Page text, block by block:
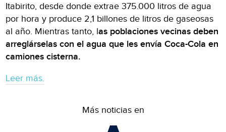
Itabirito, desde donde extrae 375.000 litros de agua
por hora y produce 2,1 billones de litros de gaseosas
al año. Mientras tanto, las poblaciones vecinas deben
arreglárselas con el agua que les envía Coca-Cola en
camiones cisterna.
Leer más.
Más noticias en